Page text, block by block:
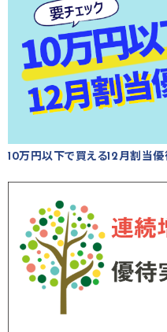
10万円以下で買える12月割当